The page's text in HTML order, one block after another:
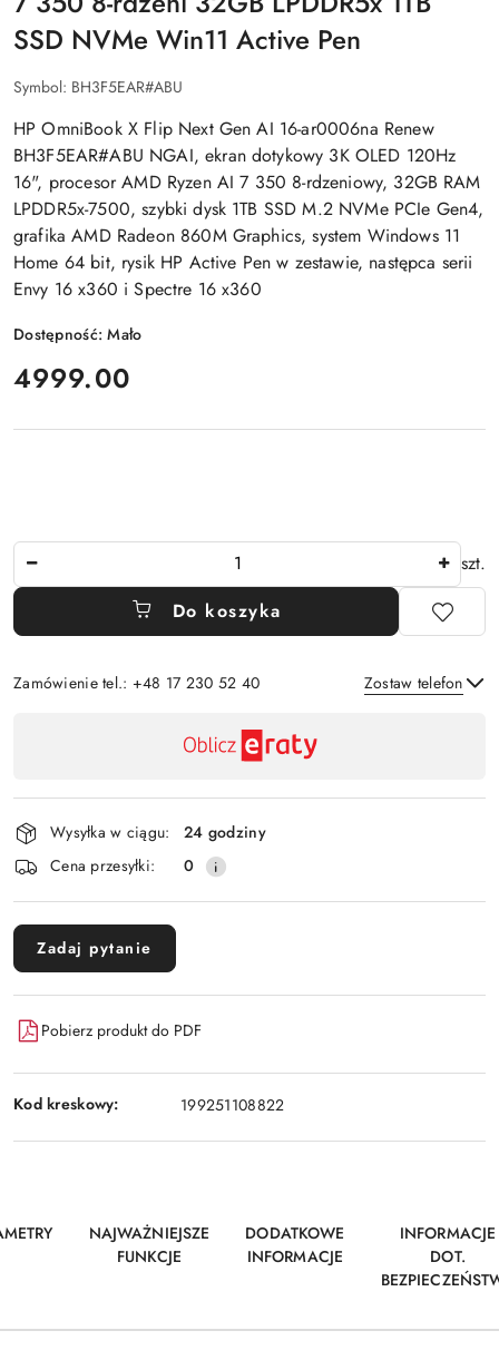
SSD NVMe Win11 Active Pen
Symbol: BH3F5EAR#ABU
HP OmniBook X Flip Next Gen AI 16-ar0006na Renew
BH3F5EAR#ABU NGAI, ekran dotykowy 3K OLED 120Hz
16", procesor AMD Ryzen AI 7 350 8-rdzeniowy, 32GB RAM
LPDDR5x-7500, szybki dysk 1TB SSD M.2 NVMe PCIe Gen4,
grafika AMD Radeon 860M Graphics, system Windows 11
Home 64 bit, rysik HP Active Pen w zestawie, następca serii
Envy 16 x360 i Spectre 16 x360
Dostępność:Mało
cena:
4999.00
szt.
Do koszyka
Zamówienie tel.: +48 17 230 52 40 Zostaw telefon
płatność
i
dostawa
Wysyłka w ciągu:
24 godziny
Cena przesyłki:
0
Zadaj pytanie
Pobierz produkt do PDF
Kod kreskowy: 199251108822
NAJWAŻNIEJSZE
FUNKCJE
DODATKOWE
INFORMACJE
INFORMACJE
DOT.